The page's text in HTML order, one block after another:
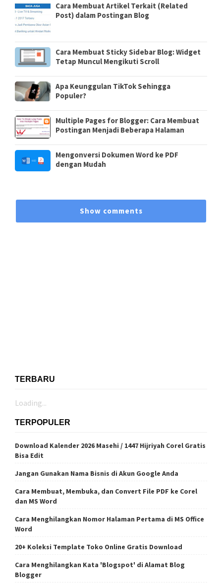
Cara Membuat Artikel Terkait (Related
Post) dalam Postingan Blog
Cara Membuat Sticky Sidebar Blog: Widget
Tetap Muncul Mengikuti Scroll
Apa Keunggulan TikTok Sehingga
Populer?
Multiple Pages for Blogger: Cara Membuat
Postingan Menjadi Beberapa Halaman
Mengonversi Dokumen Word ke PDF
dengan Mudah
Show comments
TERBARU
Loading...
TERPOPULER
Download Kalender 2026 Masehi / 1447 Hijriyah Corel Gratis
Bisa Edit
Jangan Gunakan Nama Bisnis di Akun Google Anda
Cara Membuat, Membuka, dan Convert File PDF ke Corel
dan MS Word
Cara Menghilangkan Nomor Halaman Pertama di MS Office
Word
20+ Koleksi Template Toko Online Gratis Download
Cara Menghilangkan Kata 'Blogspot' di Alamat Blog
Blogger